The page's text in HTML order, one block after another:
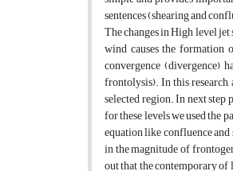
sentences
The changes in High level
wind causes the formation
convergence (divergence)
frontolysis). In this
selected region. In next
for these levels we used the
equation like confluence
in the magnitude of
out that the contemporary